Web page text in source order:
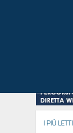
I PIÙ LETTI